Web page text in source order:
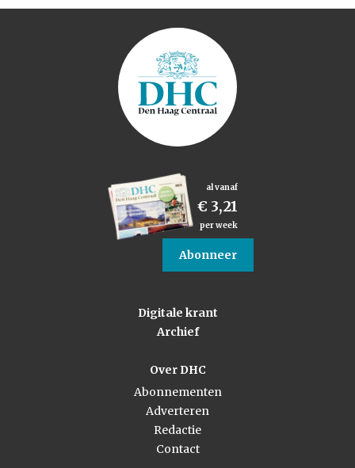
al vanaf
€ 3,21
per week
Abonneer
Digitale krant
Archief
Over DHC
Abonnementen
Adverteren
Redactie
Contact